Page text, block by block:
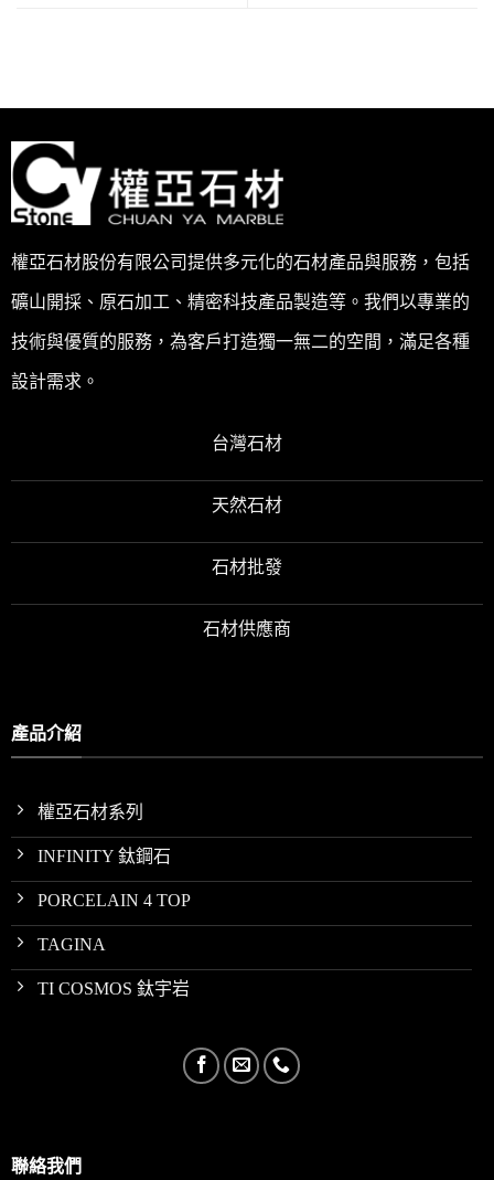
權亞石材股份有限公司提供多元化的石材產品與服務，包括
礦山開採、原石加工、精密科技產品製造等。我們以專業的
技術與優質的服務，為客戶打造獨一無二的空間，滿足各種
設計需求。
台灣石材
天然石材
石材批發
石材供應商
產品介紹
權亞石材系列
INFINITY 鈦鋼石
PORCELAIN 4 TOP
TAGINA
TI COSMOS 鈦宇岩
聯絡我們